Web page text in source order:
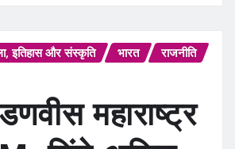
इतिहास और संस्कृति भारत
राजनीति
महाराष्ट्र